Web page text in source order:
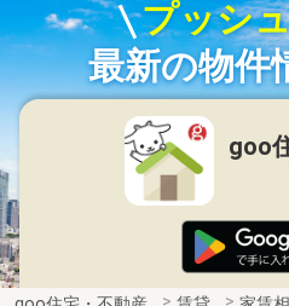
プッシ
最新の物件
goo